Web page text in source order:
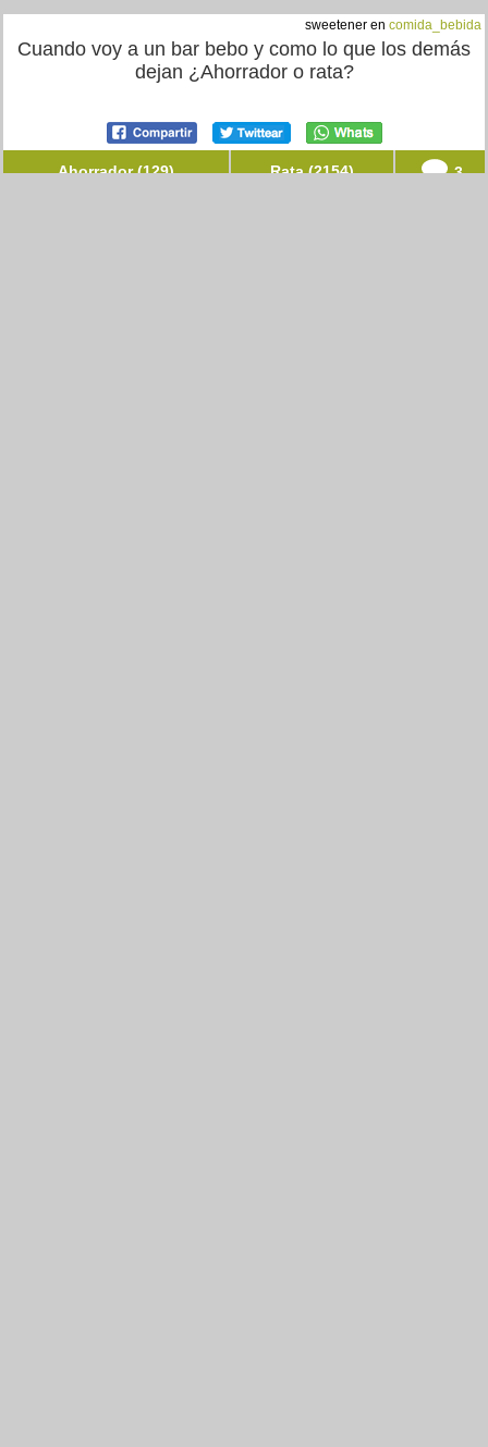
sweetener en comida_bebida
Cuando voy a un bar bebo y como lo que los demás
dejan ¿Ahorrador o rata?
Ahorrador (129) Rata (2154) 3